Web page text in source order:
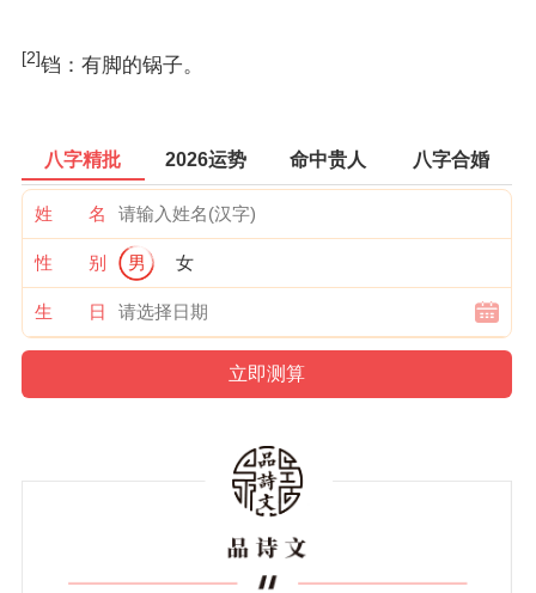
[2]铛：有脚的锅子。
八字精批 2026运势 命中贵人 八字合婚
姓 名
性 别 男 女
生 日